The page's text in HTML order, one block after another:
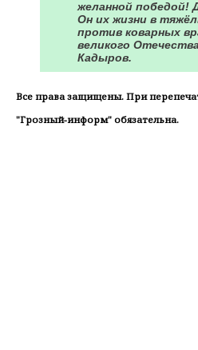
желанной победой!
Он их жизни в
против коварных
великого
Кадыров.
Все права защищены. При
"Грозный-информ" обязательна.